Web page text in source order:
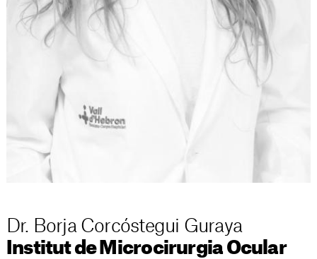
Dr. Borja Corcóstegui Guraya
Institut de Microcirurgia Ocular